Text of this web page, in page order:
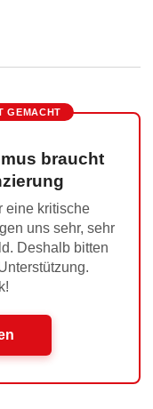
GEMACHT
braucht
eine kritische
uns sehr, sehr
Deshalb bitten